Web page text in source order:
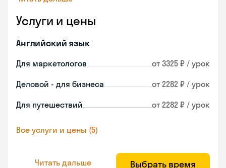
Услуги и цены
Английский язык
Для маркетологов от 3325 ₽ / урок
Деловой - для бизнеса от 2282 ₽ / урок
Для путешествий от 2282 ₽ / урок
Все услуги и цены (5)
Читать дальше Выбрать время